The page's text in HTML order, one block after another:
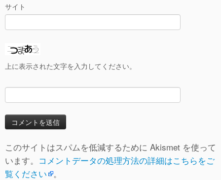
サイト
上に表示された文字を入力してください。
このサイトはスパムを低減するために Akismet を使って
います。 コメントデータの処理方法の詳細はこちらをご
覧ください
。